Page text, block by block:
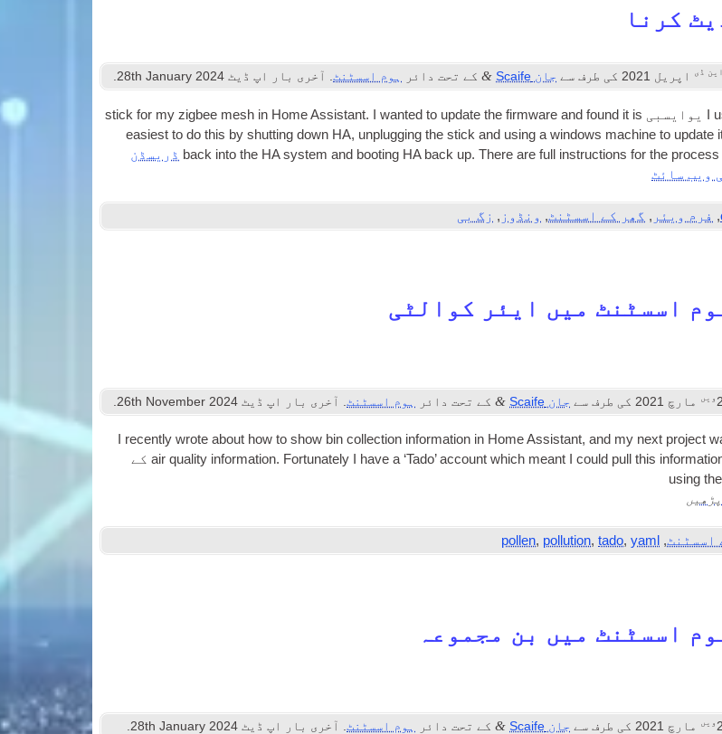
کرنا
این ڈی اپریل 2021 کی طرف سے جان Scaife &کے تحت دائر ہوم اسسٹنٹ. آخری بار اپ ڈیٹ 28th January 2024
.
I یوایسبی stick for my zig­bee mesh in Home Assist­ant.
I wanted to update the firm­ware and found it is
easi­est to do this by shut­ting down HA, unplug­ging the stick and using a win­dows machine to update
back into the HA sys­tem and boot­ing HA back up.There are full instruc­tions for the
ڈریسڈن
ویب سائٹ
, فرم ویئر , گھر کے اسسٹنٹ, ونڈوز , زگ بی
اسسٹنٹ میں ایئر کوالٹی
ویں مارچ 2021 کی طرف سے جان Scaife &کے تحت دائر ہوم اسسٹنٹ. آخری بار اپ ڈیٹ 26th November 2024
I recently wrote about how to show bin col­lec­tion inform­a­tion in Home Assist­ant,and my next pro­ject
air qual­ity inform­a­tion. For­tu­nately I have a ‘Tado’ account which meant I could pull this
using
اسسٹنٹ,
pollen, pollution,tado,yaml
اسسٹنٹ میں بن مجموعہ
ویں مارچ 2021 کی طرف سے جان Scaife &کے تحت دائر ہوم اسسٹنٹ. آخری بار اپ ڈیٹ 28th January 2024